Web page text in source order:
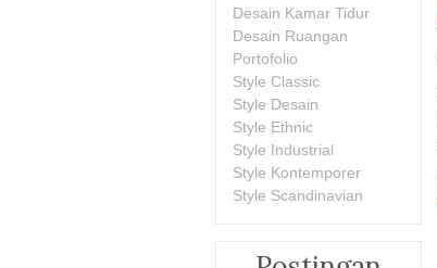
Desain Kamar Tidur
Desain Ruangan
Portofolio
Style Classic
Style Desain
Style Ethnic
Style Industrial
Style Kontemporer
Style Scandinavian